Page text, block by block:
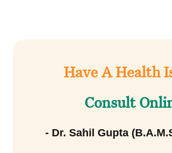
Have A Health
Consult
- Dr. Sahil Gupta